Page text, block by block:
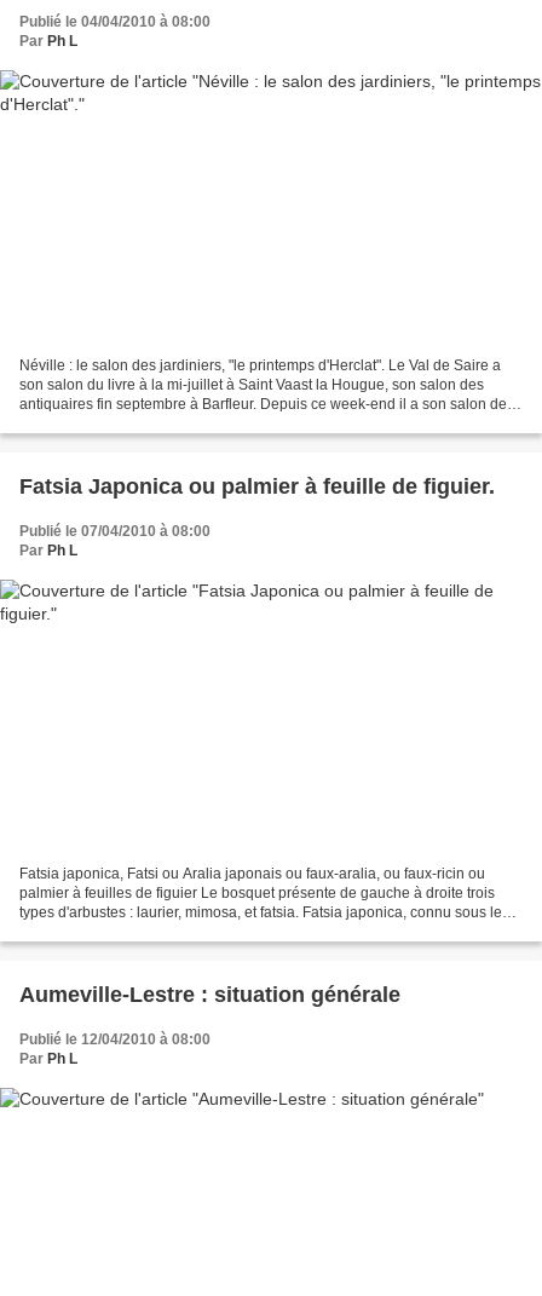
Publié le 04/04/2010 à 08:00
Par Ph L
Néville : le salon des jardiniers, "le printemps d'Herclat". Le Val de Saire a
son salon du livre à la mi-juillet à Saint Vaast la Hougue, son salon des
antiquaires fin septembre à Barfleur. Depuis ce week-end il a son salon des
Fatsia Japonica ou palmier à feuille de figuier.
Publié le 07/04/2010 à 08:00
Par Ph L
Fatsia japonica, Fatsi ou Aralia japonais ou faux-aralia, ou faux-ricin ou
palmier à feuilles de figuier Le bosquet présente de gauche à droite trois
types d'arbustes : laurier, mimosa, et fatsia. Fatsia japonica, connu sous le
Aumeville-Lestre : situation générale
Publié le 12/04/2010 à 08:00
Par Ph L